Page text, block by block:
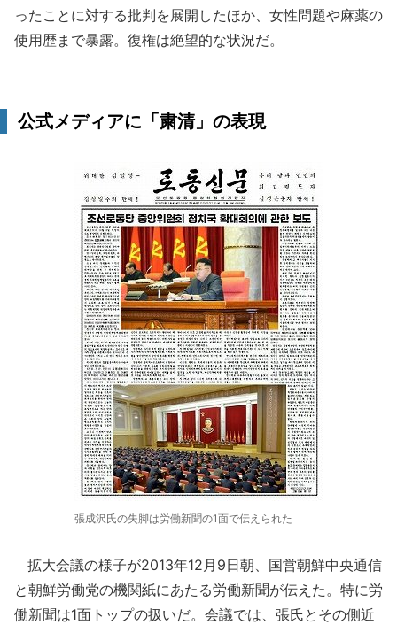
ったことに対する批判を展開したほか、女性問題や麻薬の
使用歴まで暴露。復権は絶望的な状況だ。
公式メディアに「粛清」の表現
張成沢氏の失脚は労働新聞の1面で伝えられた
拡大会議の様子が2013年12月9日朝、国営朝鮮中央通信
と朝鮮労働党の機関紙にあたる労働新聞が伝えた。特に労
働新聞は1面トップの扱いだ。会議では、張氏とその側近